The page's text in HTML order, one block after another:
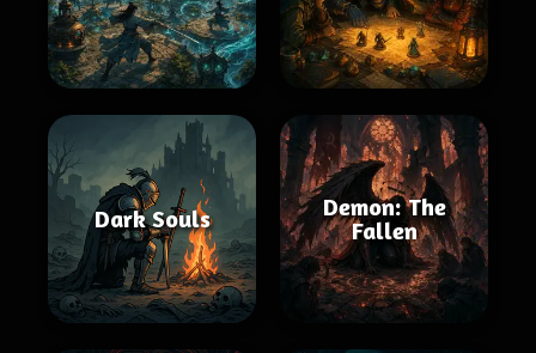
Dark Souls
Demon: The
Fallen